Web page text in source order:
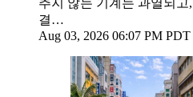
결…
Aug 03, 2026 06:07 PM PDT